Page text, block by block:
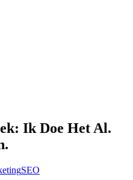
Ik Doe Het Al.
SEO